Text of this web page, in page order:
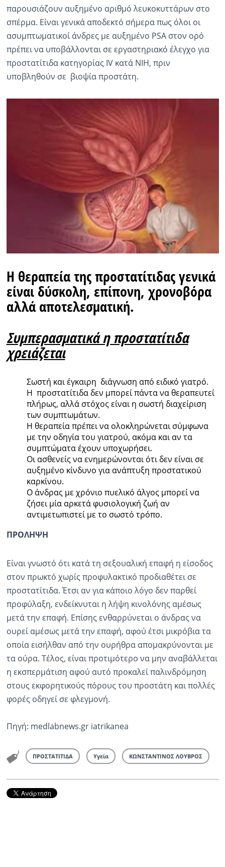
παρουσιάζουν αυξημένο αριθμό λευκοκυττάρων στο
σπέρμα. Είναι γενικά αποδεκτό σήμερα πως όλοι οι
ασυμπτωματικοί άνδρες με αυξημένο PSA στον ορό
πρέπει να υποβάλλονται σε εργαστηριακό έλεγχο για
προστατίτιδα κατηγορίας IV κατά NIH, πριν
υποβληθούν σε βιοψία προστάτη.
Η θεραπεία της προστατίτιδας γενικά
είναι δύσκολη, επίπονη, χρονοβόρα
αλλά αποτελεσματική.
Συμπερασματικά η προστατίτιδα
χρειάζεται
Σωστή και έγκαιρη διάγνωση από ειδικό γιατρό.
Η προστατίτιδα δεν μπορεί πάντα να θεραπευτεί
πλήρως, αλλά στόχος είναι η σωστή διαχείριση
των συμπτωμάτων.
Η θεραπεία πρέπει να ολοκληρώνεται σύμφωνα
με την οδηγία του γιατρού, ακόμα και αν τα
συμπτώματα έχουν υποχωρήσει.
Οι ασθενείς να ενημερώνονται ότι δεν είναι σε
αυξημένο κίνδυνο για ανάπτυξη προστατικού
καρκίνου.
Ο άνδρας με χρόνιο πυελικό άλγος μπορεί να
ζήσει μία αρκετά φυσιολογική ζωή αν
αντιμετωπιστεί με το σωστό τρόπο.
ΠΡΟΛΗΨΗ
Είναι γνωστό ότι κατά τη σεξουαλική επαφή η είσοδος
στον πρωκτό χωρίς προφυλακτικό προδιαθέτει σε
προστατίτιδα. Έτσι αν για κάποιο λόγο δεν παρθεί
προφύλαξη, ενδείκνυται η λήψη κινολόνης αμέσως
μετά την επαφή. Επίσης ενθαρρύνεται ο άνδρας να
ουρεί αμέσως μετά την επαφή, αφού έτσι μικρόβια τα
οποία εισήλθαν από την ουρήθρα απομακρύνονται με
τα ούρα. Τέλος, είναι προτιμότερο να μην αναβάλλεται
η εκσπερμάτιση αφού αυτό προκαλεί παλινδρόμηση
στους εκφορητικούς πόρους του προστάτη και πολλές
φορές οδηγεί σε φλεγμονή.
Πηγή: medlabnews.gr iatrikanea
ΠΡΟΣΤΑΤΙΤΙΔΑ Υγεία ΚΩΝΣΤΑΝΤΙΝΟΣ ΛΟΥΒΡΟΣ